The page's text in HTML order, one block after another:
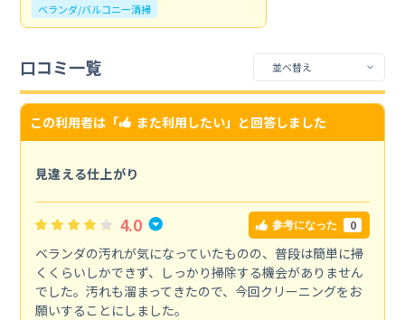
ベランダ/バルコニー清掃
口コミ一覧
この利用者は「 また利用したい」と回答しました
見違える仕上がり
4.0 参考になった 0
ベランダの汚れが気になっていたものの、普段は簡単に掃
くくらいしかできず、しっかり掃除する機会がありません
でした。汚れも溜まってきたので、今回クリーニングをお
願いすることにしました。